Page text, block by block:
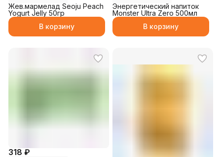
Жев.мармелад Seoju Peach
Yogurt Jelly 50гр
В корзину
Энергетический напиток
Monster Ultra Zero 500мл
В корзину
318 ₽